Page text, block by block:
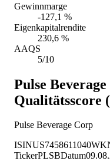
Gewinnmarge
-127,1 %
Eigenkapitalrendite
230,6 %
AAQS
5/10
Pulse
Qualitätsscore
Pulse Beverage Corp
ISINUS7458611040
TickerPLSBDatum